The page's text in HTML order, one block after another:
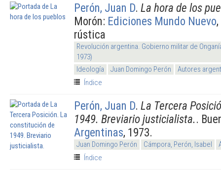
Perón, Juan D. La hora de los
Morón: Ediciones Mundo Nuevo
rústica
Revolución argentina. Gobierno militar de
1973)
Ideología
Juan Domingo Perón
Autores
Índice
Perón, Juan D. La Tercera
1949. Breviario justicialista..
Argentinas, 1973.
Juan Domingo Perón Cámpora, Perón, Isabel
Índice